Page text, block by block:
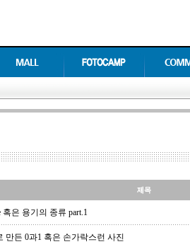
혹은 용기의 종류 part.1
만든 0과1 혹은 손가락스런 사진